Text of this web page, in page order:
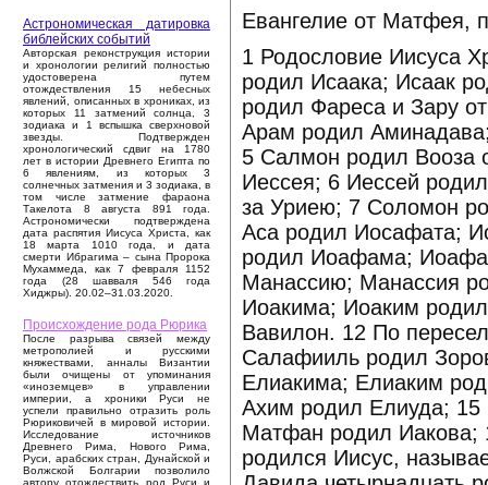
Астрономическая датировка
библейских событий
Авторская реконструкция истории
и хронологии религий полностью
удостоверена путем
отождествления 15 небесных
явлений, описанных в хрониках, из
которых 11 затмений солнца, 3
зодиака и 1 вспышка сверхновой
звезды. Подтвержден
хронологический сдвиг на 1780
лет в истории Древнего Египта по
6 явлениям, из которых 3
солнечных затмения и 3 зодиака, в
том числе затмение фараона
Такелота 8 августа 891 года.
Астрономически подтверждена
дата распятия Иисуса Христа, как
18 марта 1010 года, и дата
смерти Ибрагима – сына Пророка
Мухаммеда, как 7 февраля 1152
года (28 шавваля 546 года
Хиджры). 20.02–31.03.2020.
Происхождение рода Рюрика
После разрыва связей между
метрополией и русскими
княжествами, анналы Византии
были очищены от упоминания
«иноземцев» в управлении
империи, а хроники Руси не
успели правильно отразить роль
Рюриковичей в мировой истории.
Исследование источников
Древнего Рима, Нового Рима,
Руси, арабских стран, Дунайской и
Волжской Болгарии позволило
автору отождествить род Руси и
Евангелие от Матфея,
1 Родословие Иисуса
родил Исаака; Исаак
родил Фареса и Зару
Арам родил
5 Салмон родил Вооза
Иессея; 6 Иессей
за Уриею; 7 Соломон
Аса родил Иосафата;
родил Иоафама;
Манассию; Манассия
Иоакима; Иоаким
Вавилон. 12 По
Салафииль родил
Елиакима; Елиаким
Ахим родил Елиуда;
Матфан родил Иакова;
родился Иисус,